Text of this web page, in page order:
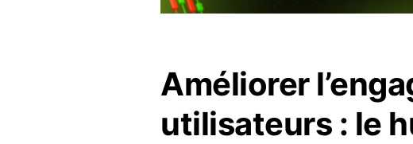
Améliorer
utilisateurs : le